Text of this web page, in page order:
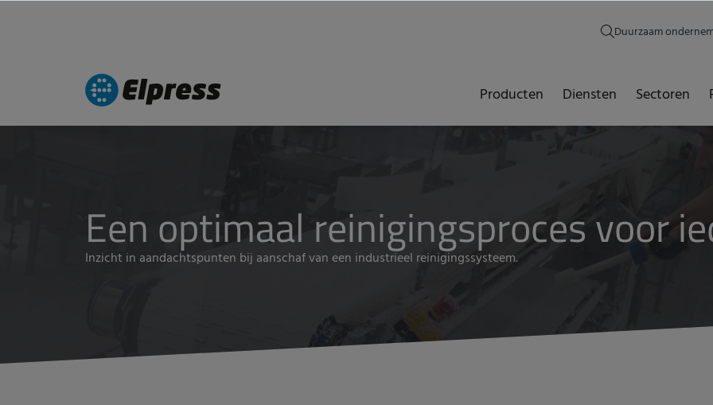
Duurzaam
Producten Diensten Sectoren
Een optimaal reinigingsproces voor
Inzicht in aandachtspunten bij aanschaf van een industrieel reinigingssysteem.